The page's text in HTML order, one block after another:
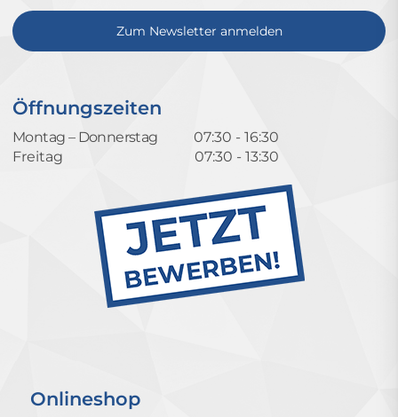
Instagram-
Facebook-
YouTube-
Kanal
LinkedIn-
Profil
Xing-
Profil
Zum Newsletter anmelden
Öffnungszeiten
Montag – Donnerstag
07:30 - 16:30
Freitag
07:30 - 13:30
Onlineshop